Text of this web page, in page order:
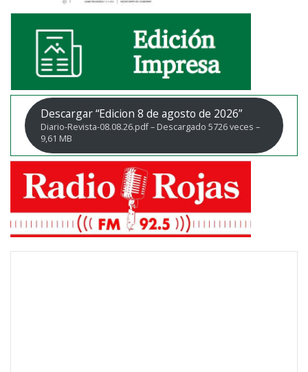
Descargar “Edicion 8 de agosto de 2026”
Diario-Revista-08.08.26.pdf – Descargado 5726 veces –
9,61 MB